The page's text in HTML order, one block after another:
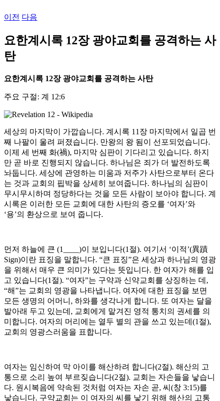
이전 다음
요한계시록 12장 광야교회를 공격하는 사
탄
요한계시록 12장 광야교회를 공격하는 사탄
주요 구절: 계 12:6
세상의 마지막이 가깝습니다. 계시록 11장 마지막에서 일곱 번
째 나팔이 울려 퍼졌습니다. 만왕의 왕 됨이 선포되었습니다.
이제 세 번째 화(禍), 마지막 심판이 기다리고 있습니다. 하지
만 곧 바로 진행되지 않습니다. 하나님은 죄가 더 발전하도록
놔둡니다. 세상에 관영하는 미움과 저주가 사탄으로부터 온다
는 것과 교회의 핍박을 상세히 보여줍니다. 하나님의 심판이
무시무시하며 정당하다는 것을 모든 사람이 보아야 합니다. 계
시록은 이러한 모든 교회에 대한 사탄의 증오를 ‘여자’와
‘용’의 환상으로 보여 줍니다.
먼저 하늘에 큰 (1____)이 보입니다(1절). 여기서 ‘이적’(異蹟
Sign)이란 표징을 말합니다. “큰 표징”은 세상과 하나님의 영광
을 위해서 매우 큰 의미가 있다는 뜻입니다. 한 여자가 해를 입
고 있습니다(1절). “여자”는 구약과 신약교회를 상징하는 데,
“해”는 교회의 영광을 나타냅니다. 여자에 대한 표징을 보면
모든 생명의 어머니, 하와를 생각나게 합니다. 또 여자는 달을
발아래 두고 있는데, 교회에게 맡겨진 영적 통치의 권세를 의
미합니다. 여자의 머리에는 열두 별의 관을 쓰고 있는데(1절),
교회의 영광스러움을 표합니다.
여자는 임신하여 막 아이를 해산하려 합니다(2절). 해산의 고
통으로 소리 높여 부르짖습니다(2절). 교회는 자손들을 낳습니
다. 원시복음에 약속된 것처럼 여자는 자손 곧, 씨(창 3:15)를
낳습니다. 구약교회는 이 여자의 씨를 낳기 위해 해산의 고통